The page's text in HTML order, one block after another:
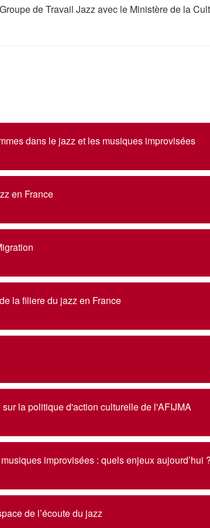
de Travail Jazz avec le Ministère de la
dans le jazz et les musiques improvisées
en France
la filiere du jazz en France
la politique d'action culturelle de l'AFIJMA
improvisées : quels enjeux aujourd’hui
de l’écoute du jazz